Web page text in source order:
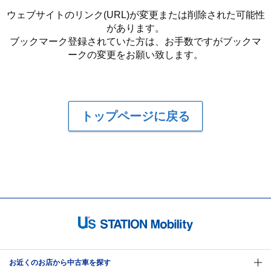
ウェブサイトのリンク(URL)が変更または削除された可能性
があります。
ブックマーク登録されていた方は、お手数ですがブックマ
ークの変更をお願い致します。
トップページに戻る
お近くのお店から中古車を探す